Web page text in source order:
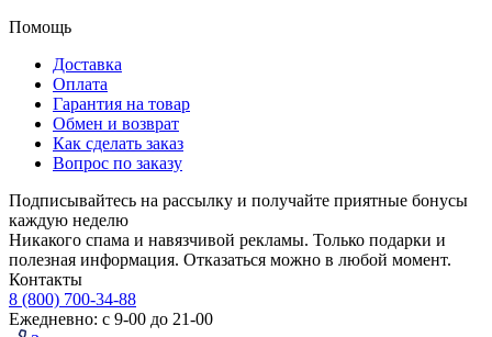
Помощь
Доставка
Оплата
Гарантия на товар
Обмен и возврат
Как сделать заказ
Вопрос по заказу
Подписывайтесь на рассылку и получайте приятные бонусы
каждую неделю
Никакого спама и навязчивой рекламы. Только подарки и
полезная информация. Отказаться можно в любой момент.
Контакты
8 (800) 700-34-88
Ежедневно: с 9-00 до 21-00